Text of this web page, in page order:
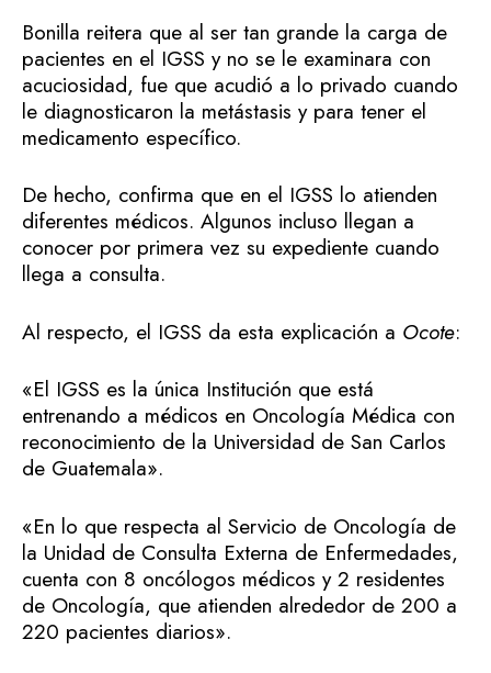
Bonilla reitera que al ser tan grande la carga de
pacientes en el IGSS y no se le examinara con
acuciosidad, fue que acudió a lo privado cuando
le diagnosticaron la metástasis y para tener el
medicamento específico.
De hecho, confirma que en el IGSS lo atienden
diferentes médicos. Algunos incluso llegan a
conocer por primera vez su expediente cuando
llega a consulta.
Al respecto, el IGSS da esta explicación a Ocote:
«El IGSS es la única Institución que está
entrenando a médicos en Oncología Médica con
reconocimiento de la Universidad de San Carlos
de Guatemala».
«En lo que respecta al Servicio de Oncología de
la Unidad de Consulta Externa de Enfermedades,
cuenta con 8 oncólogos médicos y 2 residentes
de Oncología, que atienden alrededor de 200 a
220 pacientes diarios».